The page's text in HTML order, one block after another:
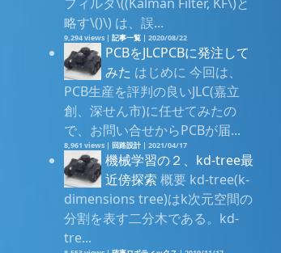
略す\()\) は、誤...
9,294 views |記事一覧 |2020/08/22
PCBをJLCPCBに発注して
みた はじめに 今回は、
PCB生産を評判の良いJLC(嘉立
創、深せん市)に任せてみたの
で、お問い合せからPCBが届...
8,961 views | 回路設計 |2021/04/17
機械学習の２、kd-tree最
近傍探索 概要 kd-tree(k-
dimensions tree)はk次元空間の
分割を表す二分木である。kd-
tre...